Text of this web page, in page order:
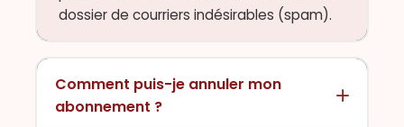
dossier de courriers indésirables (spam).
Comment puis-je annuler mon
abonnement ?